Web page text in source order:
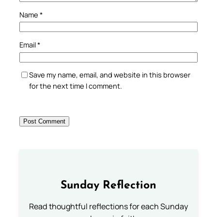
Name *
Email*
Save my name, email, and website in this browser
for the next time I comment.
Sunday Reflection
Read thoughtful reflections for each Sunday